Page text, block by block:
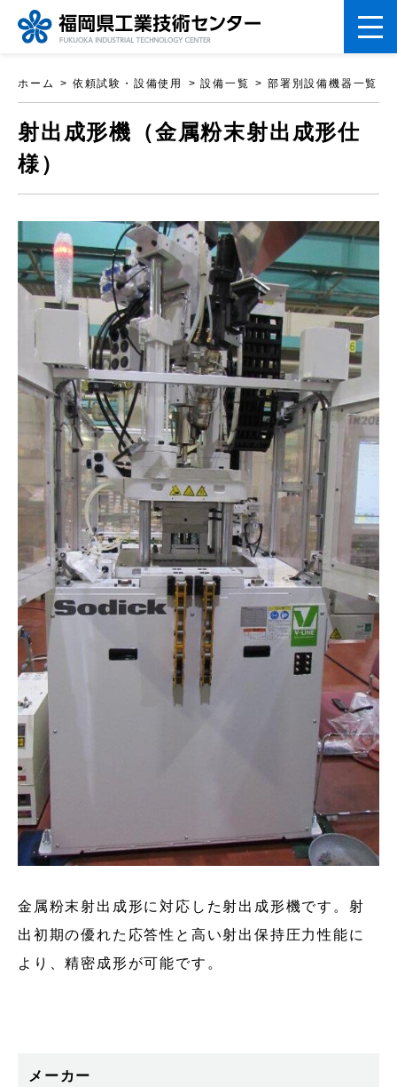
す。
ホーム 依頼試験・設備使用 設備一覧 部署別設備機器一覧
こ
か
文
で
射出成形機（金属粉末射出成形仕
様）
金属粉末射出成形に対応した射出成形機です。射
出初期の優れた応答性と高い射出保持圧力性能に
より、精密成形が可能です。
メーカー